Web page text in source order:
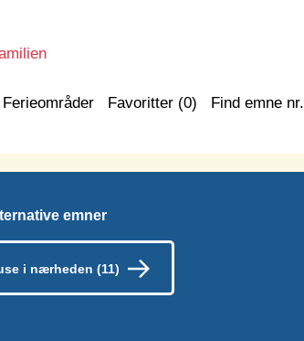
Ferieområder Favoritter (0) Find emne nr.
emner
i nærheden (11)